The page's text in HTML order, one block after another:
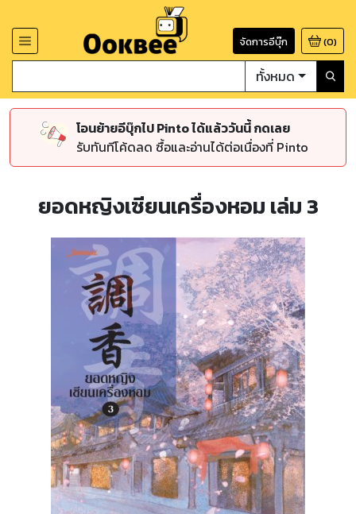
จัดการอีบุ๊ก (0)
ทั้งหมด
โอนย้ายอีบุ๊กไป Pinto ได้แล้ววันนี้ กดเลย
รับทันทีโค้ดลด ซื้อและอ่านได้ต่อเนื่องที่ Pinto
ยอดหญิงเซียนเครื่องหอม เล่ม 3